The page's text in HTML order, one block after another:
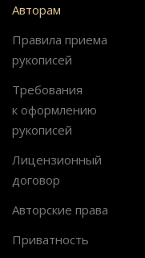
Авторам
Правила приема
рукописей
Требования
к оформлению
рукописей
Лицензионный
договор
Авторские права
Приватность